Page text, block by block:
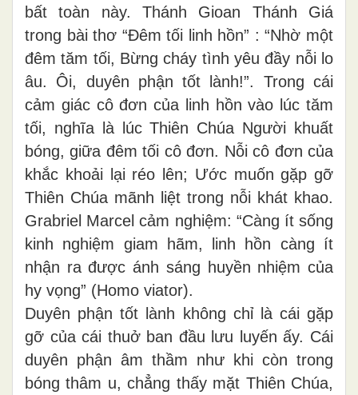
bất toàn này. Thánh Gioan Thánh Giá
trong bài thơ “Đêm tối linh hồn” : “Nhờ một
đêm tăm tối, Bừng cháy tình yêu đầy nỗi lo
âu. Ôi, duyên phận tốt lành!”. Trong cái
cảm giác cô đơn của linh hồn vào lúc tăm
tối, nghĩa là lúc Thiên Chúa Người khuất
bóng, giữa đêm tối cô đơn. Nỗi cô đơn của
khắc khoải lại réo lên; Ước muốn gặp gỡ
Thiên Chúa mãnh liệt trong nỗi khát khao.
Grabriel Marcel cảm nghiệm: “Càng ít sống
kinh nghiệm giam hãm, linh hồn càng ít
nhận ra được ánh sáng huyền nhiệm của
hy vọng” (Homo viator).
Duyên phận tốt lành không chỉ là cái gặp
gỡ của cái thuở ban đầu lưu luyến ấy. Cái
duyên phận âm thầm như khi còn trong
bóng thâm u, chẳng thấy mặt Thiên Chúa,